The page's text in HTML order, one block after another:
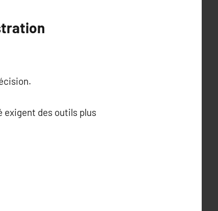
des outils plus